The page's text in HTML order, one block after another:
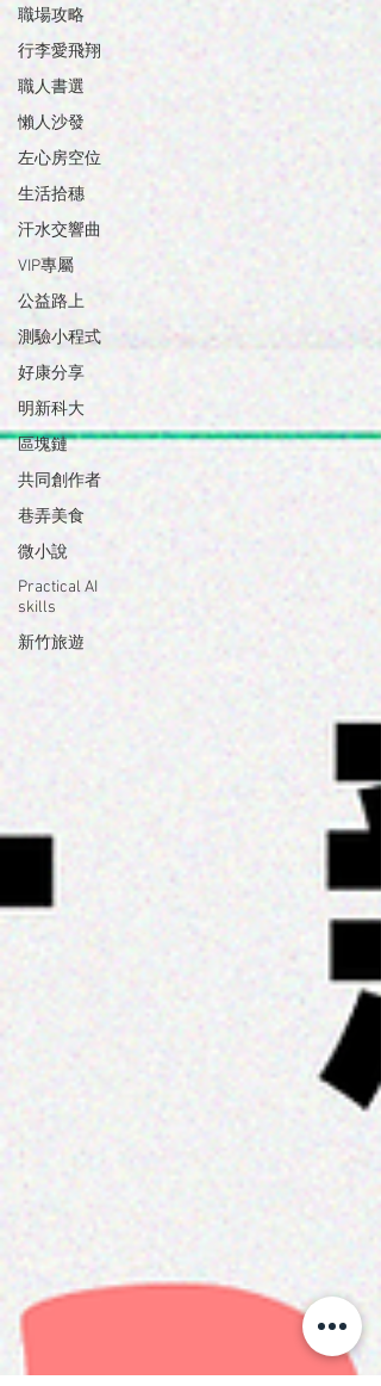
職場攻略
行李愛飛翔
職人書選
懶人沙發
左心房空位
生活拾穗
汗水交響曲
VIP專屬
公益路上
測驗小程式
好康分享
明新科大
區塊鏈
共同創作者
巷弄美食
微小說
Practical AI
skills
新竹旅遊